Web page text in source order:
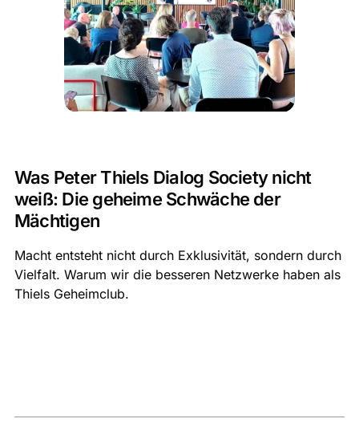
Was Peter Thiels Dialog Society nicht
weiß: Die geheime Schwäche der
Mächtigen
Macht entsteht nicht durch Exklusivität, sondern durch
Vielfalt. Warum wir die besseren Netzwerke haben als
Thiels Geheimclub.